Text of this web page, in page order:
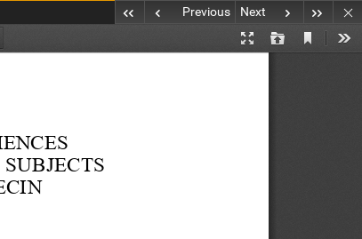
Previous Next